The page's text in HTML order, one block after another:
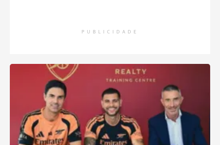
PUBLICIDADE